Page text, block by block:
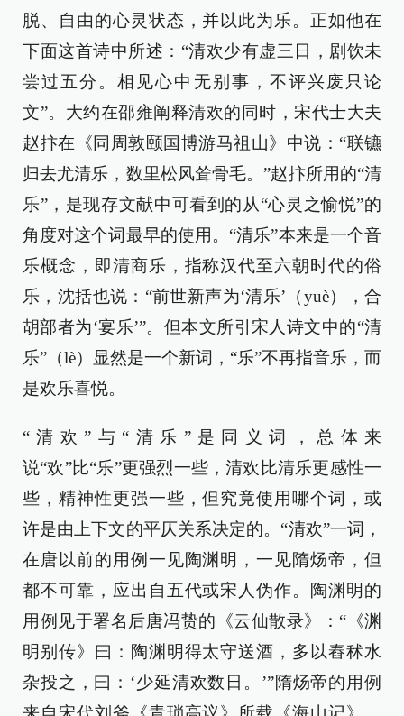
脱、自由的心灵状态，并以此为乐。正如他在
下面这首诗中所述：“清欢少有虚三日，剧饮未
尝过五分。相见心中无别事，不评兴废只论
文”。大约在邵雍阐释清欢的同时，宋代士大夫
赵抃在《同周敦颐国博游马祖山》中说：“联镳
归去尤清乐，数里松风耸骨毛。”赵抃所用的“清
乐”，是现存文献中可看到的从“心灵之愉悦”的
角度对这个词最早的使用。“清乐”本来是一个音
乐概念，即清商乐，指称汉代至六朝时代的俗
乐，沈括也说：“前世新声为‘清乐’（yuè），合
胡部者为‘宴乐’”。但本文所引宋人诗文中的“清
乐”（lè）显然是一个新词，“乐”不再指音乐，而
是欢乐喜悦。
“清欢”与“清乐”是同义词，总体来
说“欢”比“乐”更强烈一些，清欢比清乐更感性一
些，精神性更强一些，但究竟使用哪个词，或
许是由上下文的平仄关系决定的。“清欢”一词，
在唐以前的用例一见陶渊明，一见隋炀帝，但
都不可靠，应出自五代或宋人伪作。陶渊明的
用例见于署名后唐冯贽的《云仙散录》：“《渊
明别传》曰：陶渊明得太守送酒，多以舂秫水
杂投之，曰：‘少延清欢数日。’”隋炀帝的用例